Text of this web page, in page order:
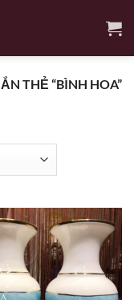
THẺ “BÌNH HOA”